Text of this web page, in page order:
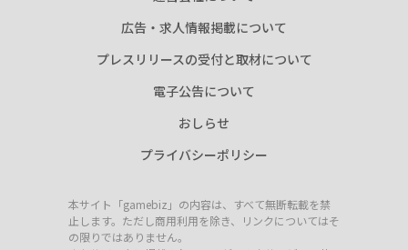
広告・求人情報掲載について
プレスリリースの受付と取材について
電子公告について
おしらせ
プライバシーポリシー
本サイト「gamebiz」の内容は、すべて無断転載を禁
止します。ただし商用利用を除き、リンクについてはそ
の限りではありません。